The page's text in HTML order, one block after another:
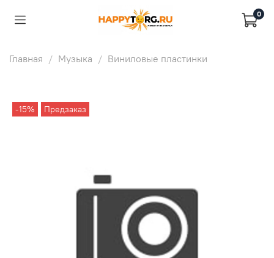
0
Главная Музыка Виниловые пластинки
-15% Предзаказ